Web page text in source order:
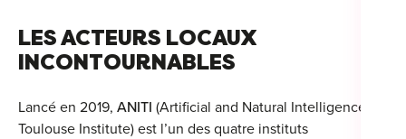
LES ACTEURS LOCAUX
INCONTOURNABLES
Lancé en 2019, ANITI (Artificial and Natural Intelligence
Toulouse Institute) est l’un des quatre instituts